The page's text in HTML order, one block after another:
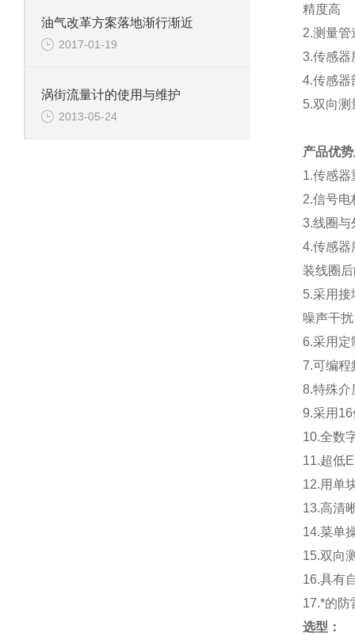
油气改革方案落地渐行渐近
2017-01-19
涡街流量计的使用与维护
2013-05-24
精度高
2.测量管
3.传感器
4.传感器
5.双向测
产品优
1.传感器
2.信号电
3.线圈与
4.传感器
装线圈
5.采用接
噪声干
6.采用定
7.可编程
8.特殊介
9.采用
10.全数
11.超低
12.用单
13.高清
14.菜单
15.双向
16.具有
17.*的防
选型：